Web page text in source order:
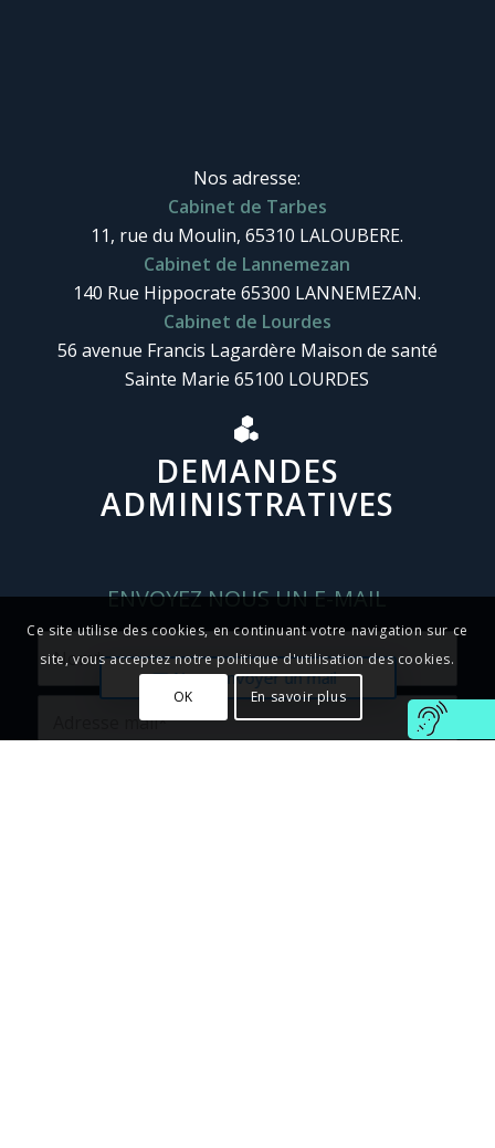
Nos adresse:
Cabinet de Tarbes
11, rue du Moulin, 65310 LALOUBERE.
Cabinet de Lannemezan
140 Rue Hippocrate 65300 LANNEMEZAN.
Cabinet de Lourdes
56 avenue Francis Lagardère Maison de santé
Sainte Marie 65100 LOURDES
DEMANDES
ADMINISTRATIVES
ENVOYEZ NOUS UN E-MAIL
Nous envoyer un mail
Ce site utilise des cookies, en continuant votre navigation sur ce
site, vous acceptez notre politique d'utilisation des cookies.
OK En savoir plus